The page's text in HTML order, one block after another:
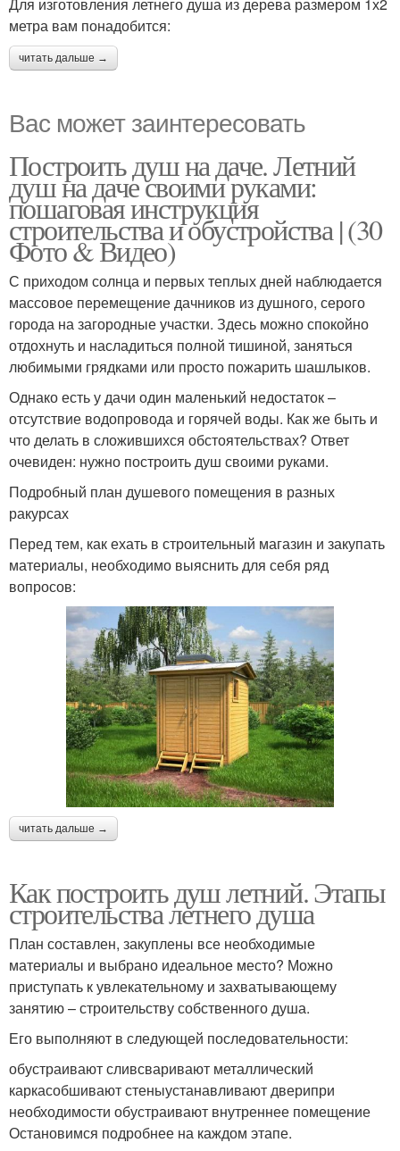
Дачные души
метра вам понадобится:
читать дальше →
Вас может заинтересовать
Построить душ на даче. Летний
душ на даче своими руками:
пошаговая инструкция
строительства и обустройства | (30
Фото & Видео)
С приходом солнца и первых теплых дней наблюдается
массовое перемещение дачников из душного, серого
города на загородные участки. Здесь можно спокойно
отдохнуть и насладиться полной тишиной, заняться
любимыми грядками или просто пожарить шашлыков.
Однако есть у дачи один маленький недостаток –
отсутствие водопровода и горячей воды. Как же быть и
что делать в сложившихся обстоятельствах? Ответ
очевиден: нужно построить душ своими руками.
Подробный план душевого помещения в разных
ракурсах
Перед тем, как ехать в строительный магазин и закупать
материалы, необходимо выяснить для себя ряд
вопросов:
читать дальше →
Как построить душ летний. Этапы
строительства летнего душа
План составлен, закуплены все необходимые
материалы и выбрано идеальное место? Можно
приступать к увлекательному и захватывающему
занятию – строительству собственного душа.
Его выполняют в следующей последовательности:
обустраивают сливсваривают металлический
каркасобшивают стеныустанавливают дверипри
необходимости обустраивают внутреннее помещение
Остановимся подробнее на каждом этапе.